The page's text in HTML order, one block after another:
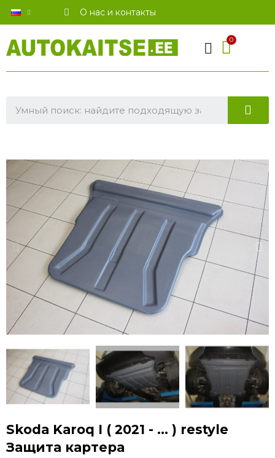
О нас и контакты
Skoda Karoq I ( 2021 - ... ) restyle
Защита картера